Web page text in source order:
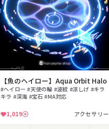
【魚のヘイロー】Aqua Orbit Halo
#ヘイロー #天使の輪 #波紋 #涼しげ #キラ
キラ #深海 #宝石 #MA対応
1,019 アクセサリー